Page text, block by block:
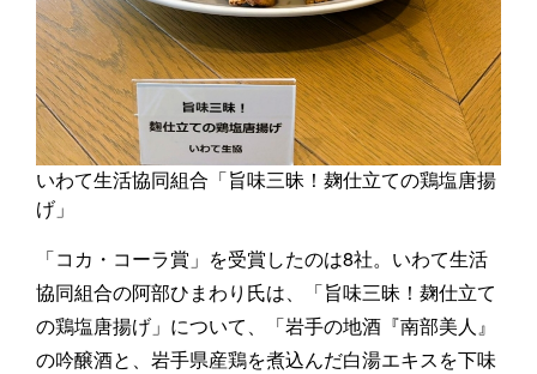
いわて生活協同組合「旨味三昧！麹仕立ての鶏塩唐揚
げ」
「コカ・コーラ賞」を受賞したのは8社。いわて生活
協同組合の阿部ひまわり氏は、「旨味三昧！麹仕立て
の鶏塩唐揚げ」について、「岩手の地酒『南部美人』
の吟醸酒と、岩手県産鶏を煮込んだ白湯エキスを下味